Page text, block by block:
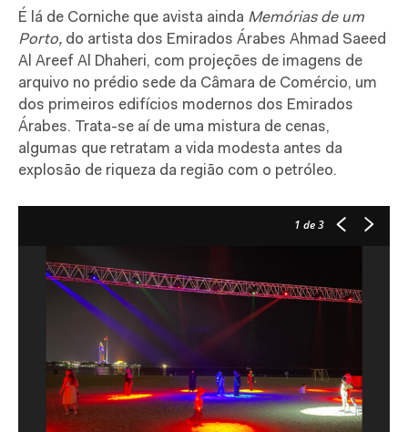
É lá de Corniche que avista ainda Memórias de um
Porto, do artista dos Emirados Árabes Ahmad Saeed
Al Areef Al Dhaheri, com projeções de imagens de
arquivo no prédio sede da Câmara de Comércio, um
dos primeiros edifícios modernos dos Emirados
Árabes. Trata-se aí de uma mistura de cenas,
algumas que retratam a vida modesta antes da
explosão de riqueza da região com o petróleo.
1 de 3